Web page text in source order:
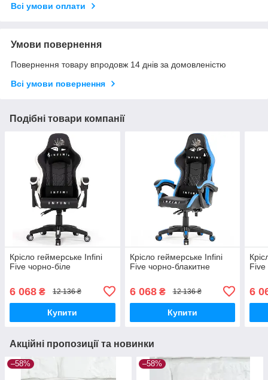
Всі умови оплати
Умови повернення
Повернення товару впродовж 14 днів за домовленістю
Всі умови повернення
Подібні товари компанії
Крісло геймерське Infini
Five чорно-біле
6 068 ₴ 12 136 ₴
Купити
Крісло геймерське Infini
Five чорно-блакитне
6 068₴ 12 136 ₴
Купити
Five
6
Акційні пропозиції та новинки
–58% –58%